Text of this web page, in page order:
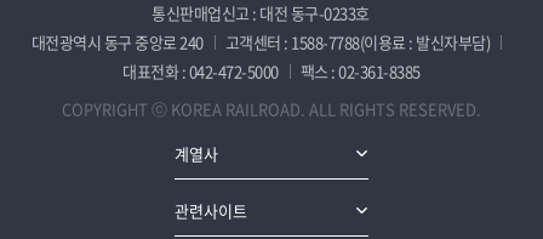
통신판매업신고 : 대전 동구-0233호
대전광역시 동구 중앙로 240
고객센터 : 1588-7788(이용료 : 발신자부담)
대표전화 : 042-472-5000
팩스 : 02-361-8385
COPYRIGHT ⓒ KOREA RAILROAD. ALL RIGHTS RESERVED.
계열사
관련사이트